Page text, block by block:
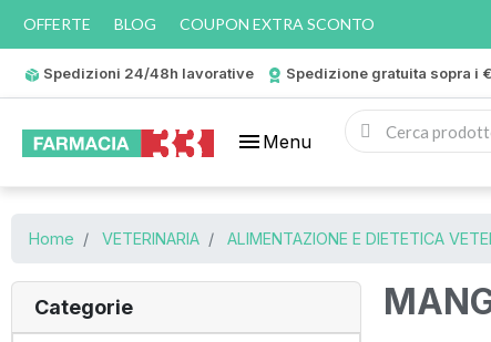
OFFERTE BLOG COUPON EXTRA SCONTO
Spedizioni 24/48h lavorative Spedizione gratuita sopra i
menu Menu
Home VETERINARIA ALIMENTAZIONE E DIETETICA
Categorie